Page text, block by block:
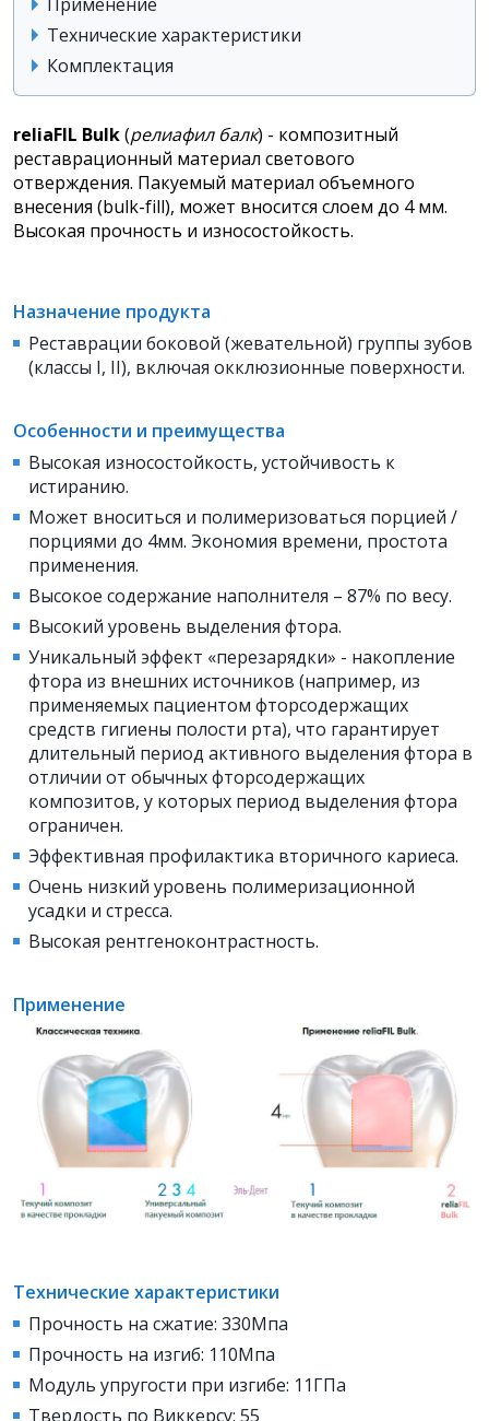
Применение
Технические характеристики
Комплектация
reliaFIL Bulk(релиафил балк) - композитный
реставрационный материал светового
отверждения. Пакуемый материал объемного
внесения (bulk-fill), может вносится слоем до 4 мм.
Высокая прочность и износостойкость.
Назначение продукта
Реставрации боковой (жевательной) группы зубов
(классы I, II), включая окклюзионные поверхности.
Особенности и преимущества
Высокая износостойкость, устойчивость к
истиранию.
Может вноситься и полимеризоваться порцией /
порциями до 4мм. Экономия времени, простота
применения.
Высокое содержание наполнителя – 87% по весу.
Высокий уровень выделения фтора.
Уникальный эффект «перезарядки» - накопление
фтора из внешних источников (например, из
применяемых пациентом фторсодержащих
средств гигиены полости рта), что гарантирует
длительный период активного выделения фтора в
отличии от обычных фторсодержащих
композитов, у которых период выделения фтора
ограничен.
Эффективная профилактика вторичного кариеса.
Очень низкий уровень полимеризационной
усадки и стресса.
Высокая рентгеноконтрастность.
Применение
Технические характеристики
Прочность на сжатие: 330Мпа
Прочность на изгиб: 110Мпа
Модуль упругости при изгибе: 11ГПа
Твердость по Виккерсу: 55